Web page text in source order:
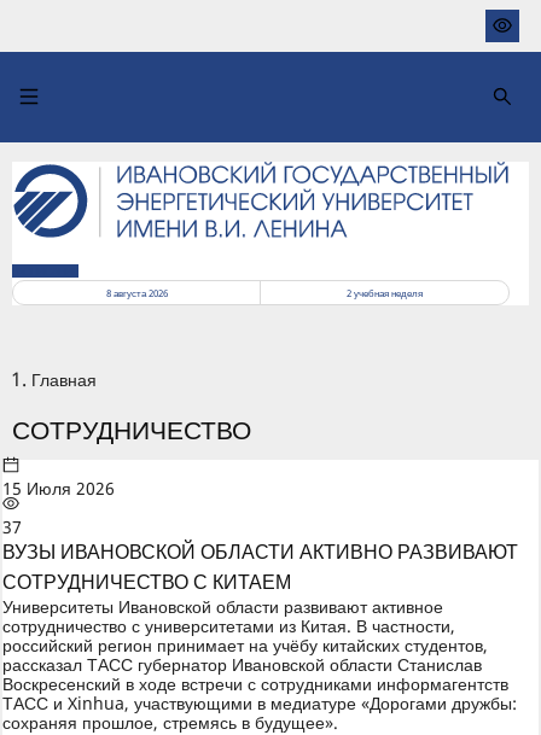
основному
8 августа 2026
2учебная неделя
Главная
СОТРУДНИЧЕСТВО
15 Июля 2026
37
ВУЗЫ ИВАНОВСКОЙ ОБЛАСТИ АКТИВНО РАЗВИВАЮТ
СОТРУДНИЧЕСТВО С КИТАЕМ
Университеты Ивановской области развивают активное
сотрудничество с университетами из Китая. В частности,
российский регион принимает на учёбу китайских студентов,
рассказал ТАСС губернатор Ивановской области Станислав
Воскресенский в ходе встречи с сотрудниками информагентств
ТАСС и Xinhua, участвующими в медиатуре «Дорогами дружбы:
сохраняя прошлое, стремясь в будущее».